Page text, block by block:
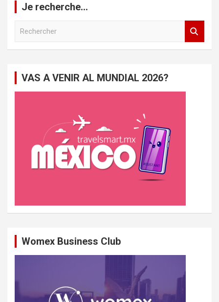
Je recherche…
c
VAS A VENIR AL MUNDIAL 2026?
Womex Business Club